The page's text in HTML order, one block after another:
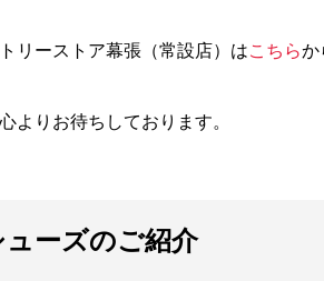
リーストア幕張（常設店）はこちらか
よりお待ちしております。
ーズのご紹介